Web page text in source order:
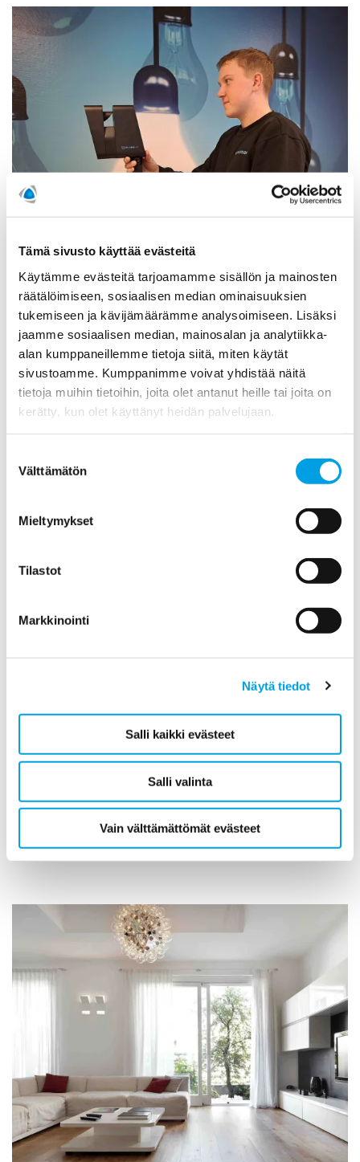
Tämä sivusto käyttää evästeitä
Käytämme evästeitä tarjoamamme sisällön ja mainosten
räätälöimiseen, sosiaalisen median ominaisuuksien
tukemiseen ja kävijämäärämme analysoimiseen. Lisäksi
jaamme sosiaalisen median, mainosalan ja analytiikka-
alan kumppaneillemme tietoja siitä, miten käytät
sivustoamme. Kumppanimme voivat yhdistää näitä
tietoja muihin tietoihin, joita olet antanut heille tai joita on
kerätty, kun olet käyttänyt heidän palvelujaan.
valinta
Välttämätön
Mieltymykset
Tilastot
Markkinointi
Näytä tiedot
Salli kaikki evästeet
Salli valinta
Vain välttämättömät evästeet
3D-kuvauspalvelu
Kuvaamme kohteen tilanteen erittäin tarkasti digitaaliseksi
3D-malliksi.
Palokohteiden saneeraus vaatii erikoisosaamista.
Hoidamme pesut ja kapseloinnit ja rakennamme uudet